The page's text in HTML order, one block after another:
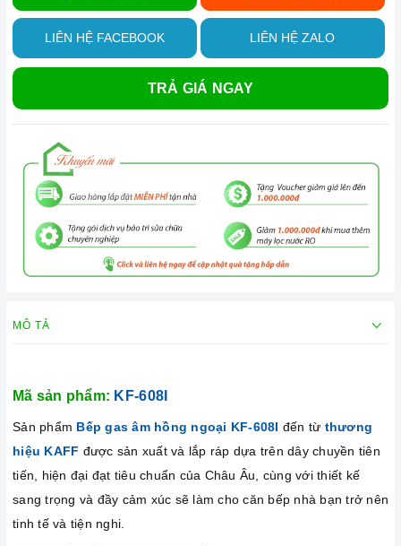
LIÊN HỆ FACEBOOK LIÊN HỆ ZALO
TRẢ GIÁ NGAY
MÔ TẢ
Mã sản phẩm: KF-608I
Sản phẩm Bếp gas âm hồng ngoại KF-608I đến từ thương
hiệu KAFF được sản xuất và lắp ráp dựa trên dây chuyền tiên
tiến, hiện đại đạt tiêu chuẩn của Châu Âu, cùng với thiết kế
sang trọng và đầy cảm xúc sẽ làm cho căn bếp nhà bạn trở nên
tinh tế và tiện nghi.